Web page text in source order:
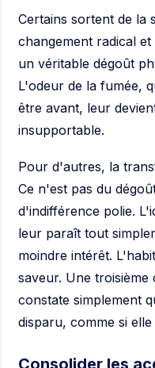
Certains sortent de la
changement radical
un véritable dégoût
L'odeur de la fumée,
être avant, leur
insupportable.
Pour d'autres, la
Ce n'est pas du
d'indifférence polie.
leur paraît tout
moindre intérêt.
saveur. Une troisième
constate simplement
disparu, comme si
Consolider les